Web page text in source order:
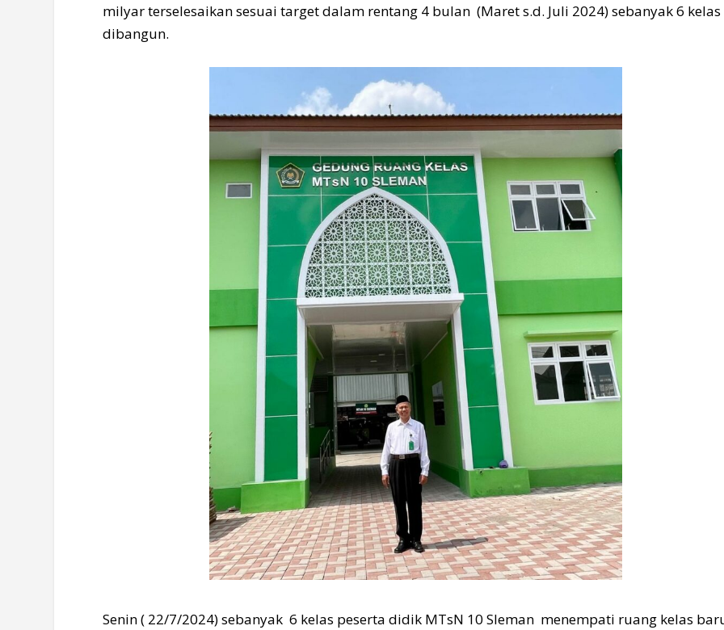
milyar terselesaikan sesuai target dalam rentang 4 bulan (Maret s.d. Juli 2024) sebanyak 6 kelas
dibangun.
Senin ( 22/7/2024) sebanyak 6 kelas peserta didik MTsN 10 Sleman menempati ruang kelas